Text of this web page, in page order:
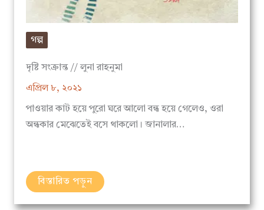
গল্প
এপ্রিল ৮, ২০২১
পাওয়ার কাট হয়ে পুরো ঘরে আলো বন্ধ হয়ে গেলেও, ওরা
অন্ধকার মেঝেতেই বসে থাকলো। জানালার…